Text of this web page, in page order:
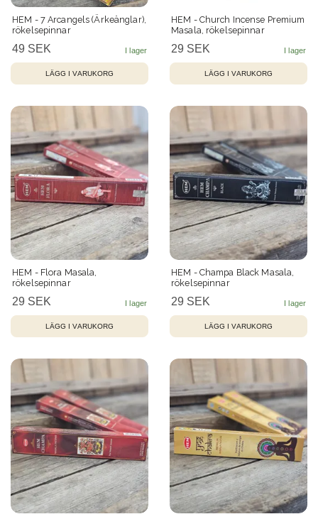
HEM - 7 Arcangels (Ärkeänglar),
rökelsepinnar
49 SEK
HEM - Church Incense Premium
Masala, rökelsepinnar
29 SEK
HEM - Flora Masala,
rökelsepinnar
29 SEK
HEM - Champa Black Masala,
rökelsepinnar
29 SEK